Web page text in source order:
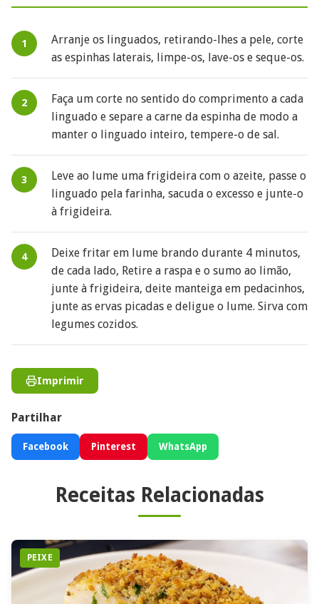
Arranje os linguados, retirando-lhes a pele, corte
as espinhas laterais, limpe-os, lave-os e seque-os.
Faça um corte no sentido do comprimento a cada
linguado e separe a carne da espinha de modo a
manter o linguado inteiro, tempere-o de sal.
Leve ao lume uma frigideira com o azeite, passe o
linguado pela farinha, sacuda o excesso e junte-o
à frigideira.
Deixe fritar em lume brando durante 4 minutos,
de cada lado, Retire a raspa e o sumo ao limão,
junte à frigideira, deite manteiga em pedacinhos,
junte as ervas picadas e deligue o lume. Sirva com
legumes cozidos.
Imprimir
Partilhar
Facebook Pinterest WhatsApp
Receitas Relacionadas
PEIXE